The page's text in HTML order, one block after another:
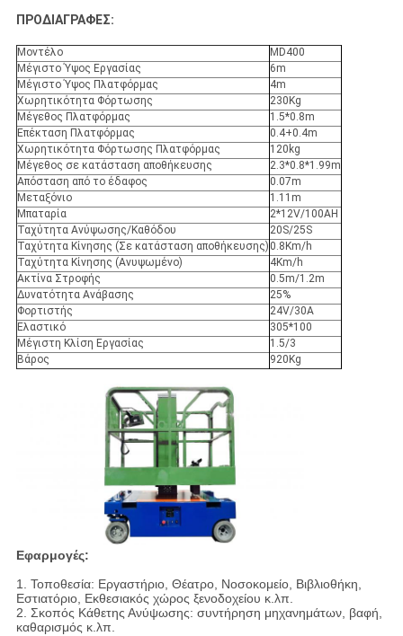
ΠΡΟΔΙΑΓΡΑΦΕΣ:
Μοντέλο
MD400
Μέγιστο Ύψος Εργασίας
6m
Μέγιστο Ύψος Πλατφόρμας
4m
Χωρητικότητα Φόρτωσης
230Kg
Μέγεθος Πλατφόρμας
1.5*0.8m
Επέκταση Πλατφόρμας
0.4+0.4m
Χωρητικότητα Φόρτωσης Πλατφόρμας
120kg
Μέγεθος σε κατάσταση αποθήκευσης
2.3*0.8*1.99m
Απόσταση από το έδαφος
0.07m
Μεταξόνιο
1.11m
Μπαταρία
2*12V/100AH
Ταχύτητα Ανύψωσης/Καθόδου
20S/25S
Ταχύτητα Κίνησης (Σε κατάσταση αποθήκευσης) 0.8Km/h
Ταχύτητα Κίνησης (Ανυψωμένο)
4Km/h
Ακτίνα Στροφής
0.5m/1.2m
Δυνατότητα Ανάβασης
25%
Φορτιστής
24V/30A
Ελαστικό
305*100
Μέγιστη Κλίση Εργασίας
1.5/3
Βάρος
920Kg
Εφαρμογές:
1. Τοποθεσία: Εργαστήριο, Θέατρο, Νοσοκομείο, Βιβλιοθήκη,
Εστιατόριο, Εκθεσιακός χώρος ξενοδοχείου κ.λπ.
2. Σκοπός Κάθετης Ανύψωσης: συντήρηση μηχανημάτων, βαφή,
καθαρισμός κ.λπ.